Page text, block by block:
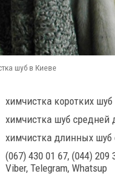
шуб в Киеве
химчистка коротких шуб
химчистка шуб средней
химчистка длинных шуб
(067) 430 01 67, (044)
Viber, Telegram, Whatsup